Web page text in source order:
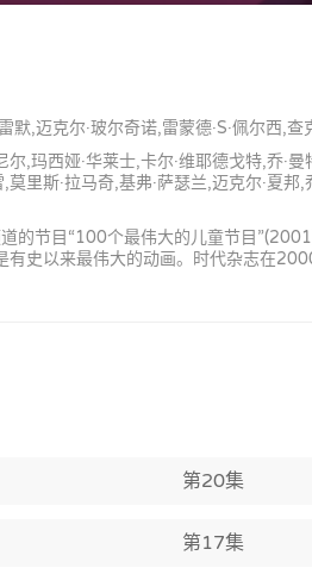
,迈克尔·玻尔奇诺,雷蒙德·S·佩尔西,查
,玛西娅·华莱士,卡尔·维耶德戈特,乔·曼
里斯·拉马奇,基弗·萨瑟兰,迈克尔·夏邦,
的节目“100个最伟大的儿童节目
有史以来最伟大的动画。时代杂志在
第20集
第17集